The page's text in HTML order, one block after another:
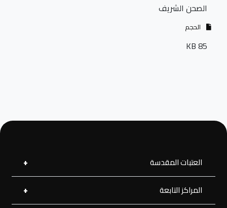
الصحن الشريف
الحجم
85 KB
العتبات المقدسة
العتبة العلوية المقدسة
المراكز التابعة